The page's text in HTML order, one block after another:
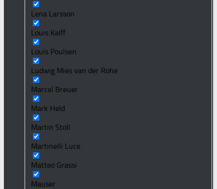
Lena Larsson
Louis Kalff
Louis Poulsen
Ludwig Mies van der Rohe
Marcel Breuer
Mark Held
Martin Stoll
Martinelli Luce
Matteo Grassi
Mauser